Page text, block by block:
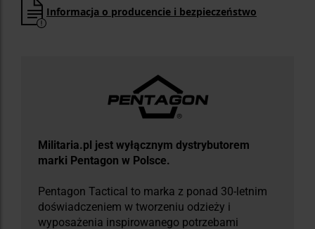
Informacja o producencie i bezpieczeństwo
Militaria.pl jest wyłącznym dystrybutorem
marki Pentagon w Polsce.
Pentagon Tactical to marka z ponad 30-letnim
doświadczeniem w tworzeniu odzieży i
wyposażenia inspirowanego potrzebami